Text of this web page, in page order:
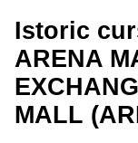
Istoric
ARENA
MALL